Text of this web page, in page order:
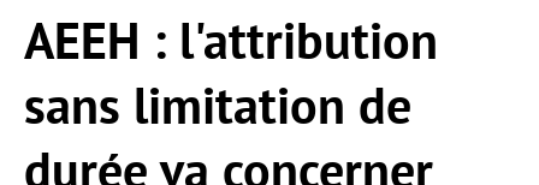
AEEH : l'attribution
sans limitation de
durée va concerner